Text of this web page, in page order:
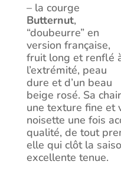
– la courge
Butternut,
“doubeurre” en
version française,
fruit long et renflé
l’extrémité, peau
dure et d’un beau
beige rosé. Sa
une texture fine et
noisette une fois
qualité, de tout
elle qui clôt la
excellente tenue.